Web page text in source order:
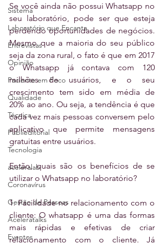
Sistema
Laboratório que Encanta
Entrevistas
Opinião
Paciente em Foco
Qualidade
Técnica
Publieditorial
Tecnologia
aceleralab
Coronavírus
Gestão de Pessoas
Aceleratalks
Eventos
Se você ainda não possui Whatsapp no
seu laboratório, pode ser que esteja
perdendo oportunidades de negócios.
Mesmo que a maioria do seu público
seja da zona rural, o fato é que em 2017
o Whatsapp já contava com 120
milhões de usuários, e o seu
crescimento tem sido em média de
20% ao ano. Ou seja, a tendência é que
cada vez mais pessoas conversem pelo
aplicativo que permite mensagens
gratuitas entre usuários.
Então, quais são os benefícios de se
utilizar o Whatsapp no laboratório?
1. Facilidade no relacionamento com o
cliente: O whatsapp é uma das formas
mais rápidas e efetivas de criar
relacionamento com o cliente. Já